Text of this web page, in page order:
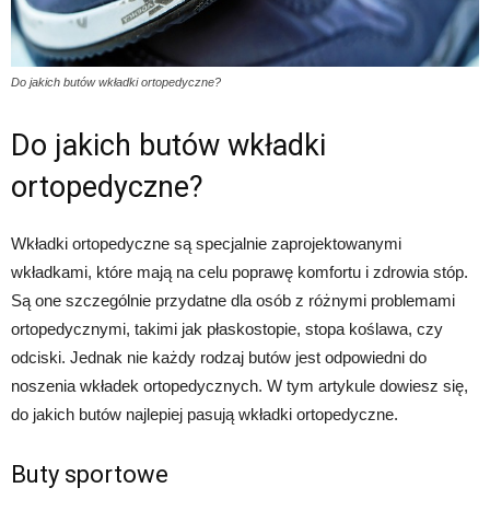
Do jakich butów wkładki ortopedyczne?
Do jakich butów wkładki
ortopedyczne?
Wkładki ortopedyczne są specjalnie zaprojektowanymi
wkładkami, które mają na celu poprawę komfortu i zdrowia stóp.
Są one szczególnie przydatne dla osób z różnymi problemami
ortopedycznymi, takimi jak płaskostopie, stopa koślawa, czy
odciski. Jednak nie każdy rodzaj butów jest odpowiedni do
noszenia wkładek ortopedycznych. W tym artykule dowiesz się,
do jakich butów najlepiej pasują wkładki ortopedyczne.
Buty sportowe